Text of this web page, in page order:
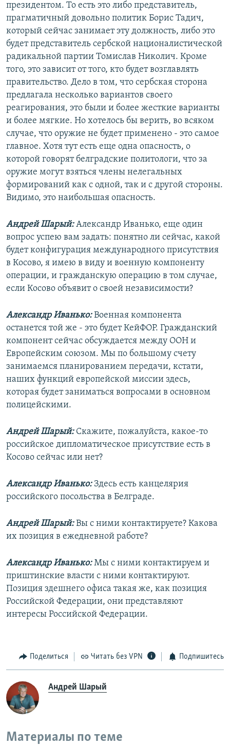
президентом. То есть это либо представитель,
прагматичный довольно политик Борис Тадич,
который сейчас занимает эту должность, либо это
будет представитель сербской националистической
радикальной партии Томислав Николич. Кроме
того, это зависит от того, кто будет возглавлять
правительство. Дело в том, что сербская сторона
предлагала несколько вариантов своего
реагирования, это были и более жесткие варианты
и более мягкие. Но хотелось бы верить, во всяком
случае, что оружие не будет применено - это самое
главное. Хотя тут есть еще одна опасность, о
которой говорят белградские политологи, что за
оружие могут взяться члены нелегальных
формирований как с одной, так и с другой стороны.
Видимо, это наибольшая опасность.
Андрей Шарый:Александр Иванько, еще один
вопрос успею вам задать: понятно ли сейчас, какой
будет конфигурация международного присутствия
в Косово, я имею в виду и военную компоненту
операции, и гражданскую операцию в том случае,
если Косово объявит о своей независимости?
Александр Иванько:Военная компонента
останется той же - это будет КейФОР. Гражданский
компонент сейчас обсуждается между ООН и
Европейским союзом. Мы по большому счету
занимаемся планированием передачи, кстати,
наших функций европейской миссии здесь,
которая будет заниматься вопросами в основном
полицейскими.
Андрей Шарый: Скажите, пожалуйста, какое-то
российское дипломатическое присутствие есть в
Косово сейчас или нет?
Александр Иванько: Здесь есть канцелярия
российского посольства в Белграде.
Андрей Шарый:Вы с ними контактируете? Какова
их позиция в ежедневной работе?
Александр Иванько:Мы с ними контактируем и
приштинские власти с ними контактируют.
Позиция здешнего офиса такая же, как позиция
Российской Федерации, они представляют
интересы Российской Федерации.
Поделиться Читать без VPN Подпишитесь
Андрей Шарый
Материалы по теме